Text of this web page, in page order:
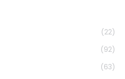
(22)
(92)
(63)